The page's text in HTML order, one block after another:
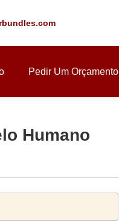
Pedir Um Orçamento
Humano